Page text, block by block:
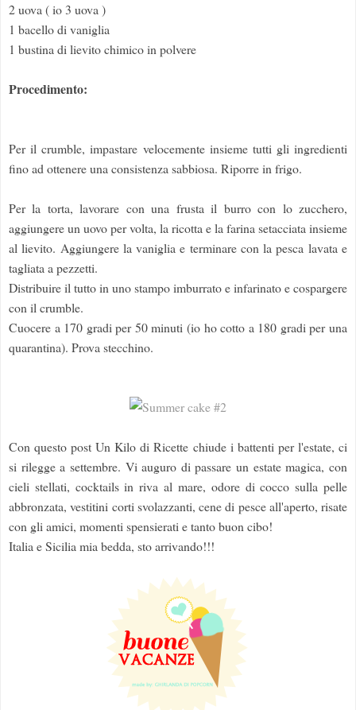
2 uova ( io 3 uova )
1 bacello di vaniglia
1 bustina di lievito chimico in polvere
Procedimento:
Per il crumble, impastare velocemente insieme tutti gli ingredienti
fino ad ottenere una consistenza sabbiosa. Riporre in frigo.
Per la torta, lavorare con una frusta il burro con lo zucchero,
aggiungere un uovo per volta, la ricotta e la farina setacciata insieme
al lievito. Aggiungere la vaniglia e terminare con la pesca lavata e
tagliata a pezzetti.
Distribuire il tutto in uno stampo imburrato e infarinato e cospargere
con il crumble.
Cuocere a 170 gradi per 50 minuti (io ho cotto a 180 gradi per una
quarantina). Prova stecchino.
Con questo post Un Kilo di Ricette chiude i battenti per l'estate, ci
si rilegge a settembre. Vi auguro di passare un estate magica, con
cieli stellati, cocktails in riva al mare, odore di cocco sulla pelle
abbronzata, vestitini corti svolazzanti, cene di pesce all'aperto, risate
con gli amici, momenti spensierati e tanto buon cibo!
Italia e Sicilia mia bedda, sto arrivando!!!